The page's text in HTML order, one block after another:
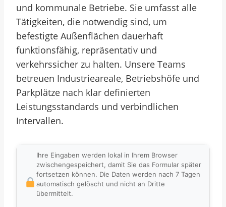
und kommunale Betriebe. Sie umfasst alle
Tätigkeiten, die notwendig sind, um
befestigte Außenflächen dauerhaft
funktionsfähig, repräsentativ und
verkehrssicher zu halten. Unsere Teams
betreuen Industrieareale, Betriebshöfe und
Parkplätze nach klar definierten
Leistungsstandards und verbindlichen
Intervallen.
Ihre Eingaben werden lokal in Ihrem Browser
zwischengespeichert, damit Sie das Formular später
fortsetzen können. Die Daten werden nach 7 Tagen
automatisch gelöscht und nicht an Dritte
übermittelt.